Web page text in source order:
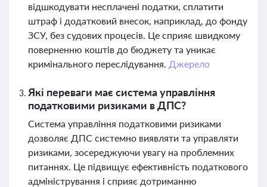
відшкодувати несплачені податки, сплатити
штраф і додатковий внесок, наприклад, до фонду
ЗСУ, без судових процесів. Це сприяє швидкому
поверненню коштів до бюджету та уникає
кримінального переслідування. Джерело
Які переваги має система управління
податковими ризиками в ДПС?
Система управління податковими ризиками
дозволяє ДПС системно виявляти та управляти
ризиками, зосереджуючи увагу на проблемних
питаннях. Це підвищує ефективність податкового
адміністрування і сприяє дотриманню